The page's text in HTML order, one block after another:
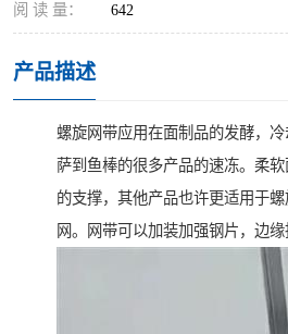
阅 读 量： 642
产品描述
螺旋网带应用在面制品的发酵，
萨到鱼棒的很多产品的速冻。柔
的支撑，其他产品也许更适用于
网。网带可以加装加强钢片，边缘